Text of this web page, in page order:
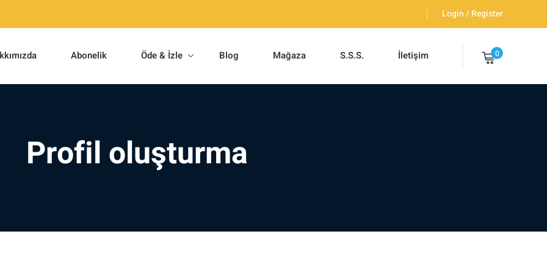
Login / Register
Abonelik Öde & İzle Blog Mağaza S.S.S. İletişim 0
Profil oluşturma